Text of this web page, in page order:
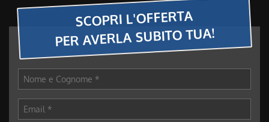
SCOPRI L'OFFERTA
PER AVERLA SUBITO TUA!